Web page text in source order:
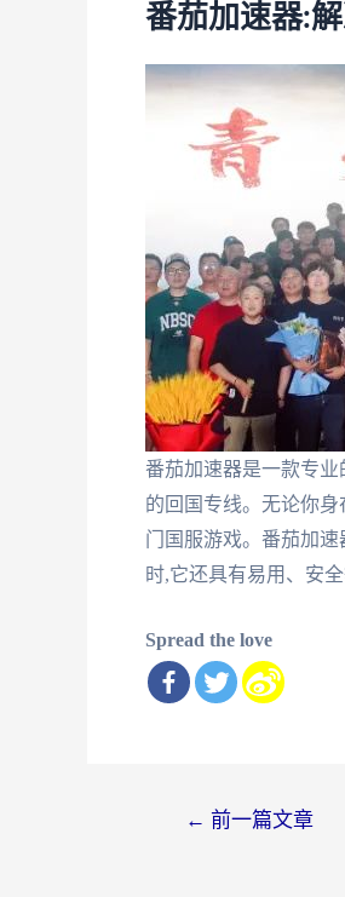
番茄加速器:
番茄加速器是一款专
的回国专线。无论你
门国服游戏。番茄加
时,它还具有易用、安
Spread the love
← 前一篇文章